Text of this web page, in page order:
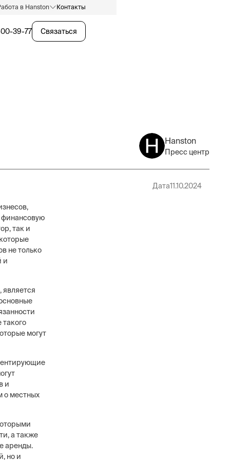
в Hanston Контакты
39-77 Связаться
Hanston
Пресс центр
Дата11.10.2024
финансовую
так и
не только
и
могут
и
о местных
а также
аренды.
но и